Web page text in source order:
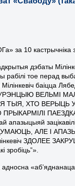
за 10 кастрычніка
дэбаты
рабілі тое
баіцца
ВЕЛЬМІ МАЛА.
ТЫЯ, ХТО
апазыцыяй
АЛЕ І
ЗДОЛЕЕ